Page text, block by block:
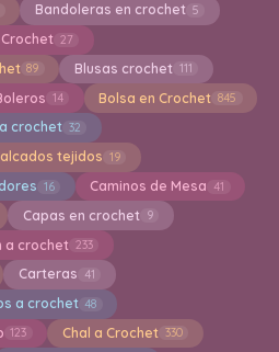
Bandoleras en crochet 5
27
89 Blusas crochet 111
14 Bolsa en Crochet 845
crochet 32
tejidos 19
16 Caminos de Mesa 41
Capas en crochet 9
a crochet 233
Carteras 41
a crochet 48
123 Chal a Crochet 330